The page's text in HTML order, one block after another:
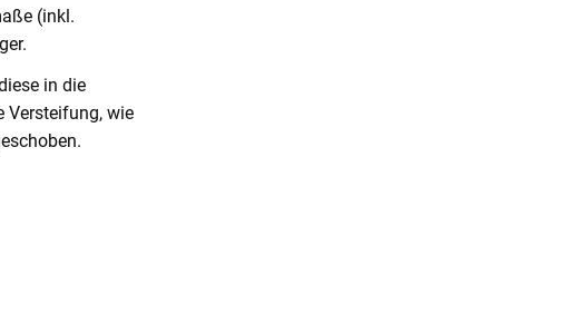
(inkl.
in die
Versteifung, wie